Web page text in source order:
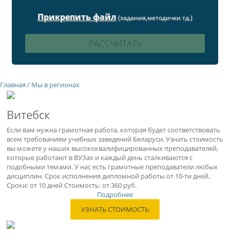
Прикрепить файл (задания,методички тд.)
Главная / Мы в регионах
Витебск
Если вам нужна грамотная работа, которая будет соответствовать
всем требованиям учебных заведений Беларуси, Узнать стоимость
вы можете у наших высококвалифицированных преподавателей,
которые работают в ВУЗах и каждый день сталкиваются с
подобными темами. У нас есть грамотные преподаватели любых
дисциплин. Срок исполнения дипломной работы от 10-ти дней.
Сроки: от 10 дней Стоимость: от 360 руб.
Подробнее
УЗНАТЬ СТОИМОСТЬ